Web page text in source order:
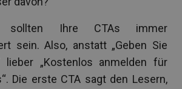
sollten Ihre CTAs immer
sein. Also, anstatt „Geben Sie
lieber „Kostenlos anmelden für
Die erste CTA sagt den Lesern,